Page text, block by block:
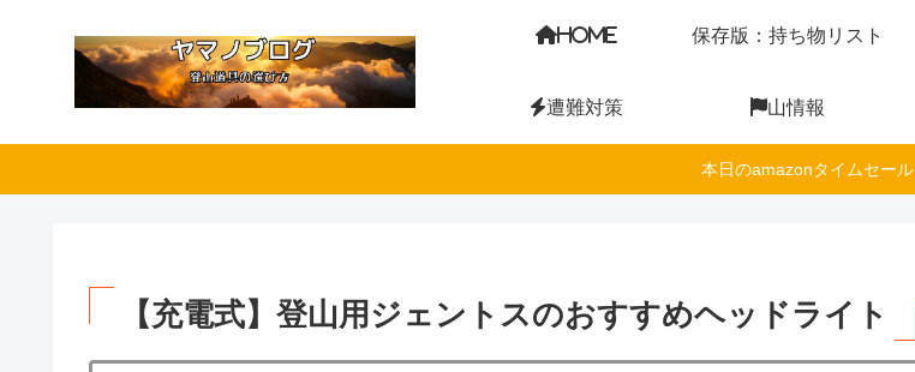
HOME 保存版：持ち物リスト
遭難対策 山情報
本日のamazonタイムセール
【充電式】登山用ジェントスのおすすめヘッドライト